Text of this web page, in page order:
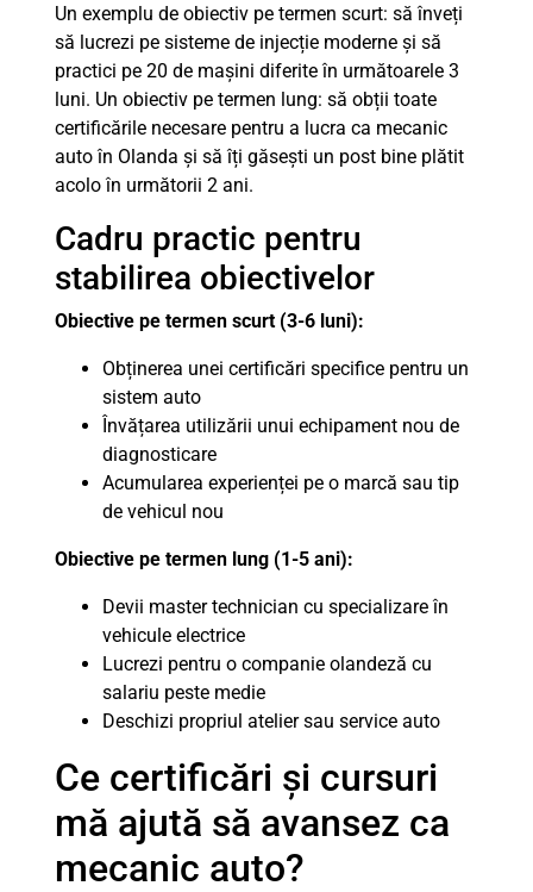
Un exemplu de obiectiv pe termen scurt: să înveți
să lucrezi pe sisteme de injecție moderne și să
practici pe 20 de mașini diferite în următoarele 3
luni. Un obiectiv pe termen lung: să obții toate
certificările necesare pentru a lucra ca mecanic
auto în Olanda și să îți găsești un post bine plătit
acolo în următorii 2 ani.
Cadru practic pentru
stabilirea obiectivelor
Obiective pe termen scurt (3-6 luni):
Obținerea unei certificări specifice pentru un
sistem auto
Învățarea utilizării unui echipament nou de
diagnosticare
Acumularea experienței pe o marcă sau tip
de vehicul nou
Obiective pe termen lung (1-5 ani):
Devii master technician cu specializare în
vehicule electrice
Lucrezi pentru o companie olandeză cu
salariu peste medie
Deschizi propriul atelier sau service auto
Ce certificări și cursuri
mă ajută să avansez ca
mecanic auto?